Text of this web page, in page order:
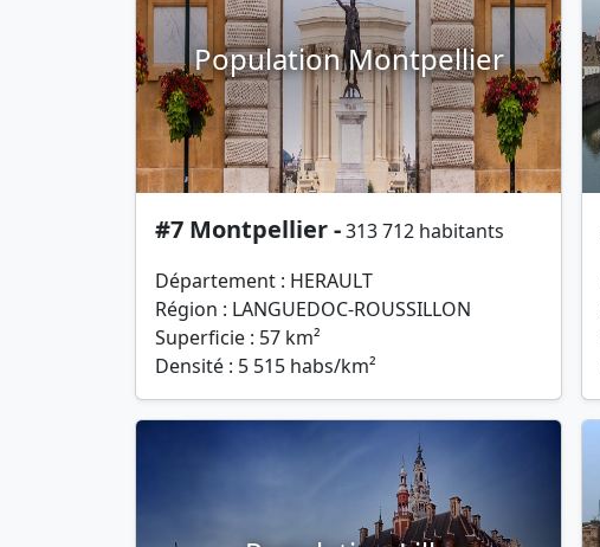
Population Montpellier
#7 Montpellier -313 712 habitants
Département : HERAULT
Région : LANGUEDOC-ROUSSILLON
Superficie : 57 km²
Densité : 5 515 habs/km²